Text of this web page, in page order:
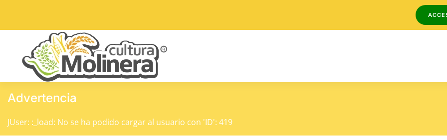
Skip to main content
Advertencia
JUser: :_load: No se ha podido cargar al usuario con 'ID': 419